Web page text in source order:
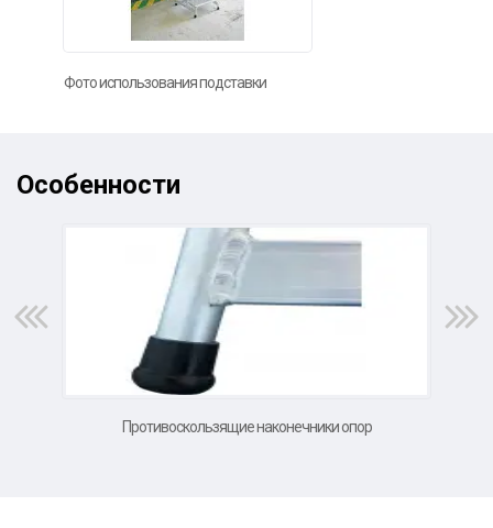
Фото использования подставки
Особенности
Противоскользящие наконечники опор